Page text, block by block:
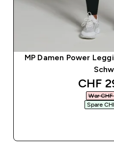
MP Damen Power
CHF
War
Spare